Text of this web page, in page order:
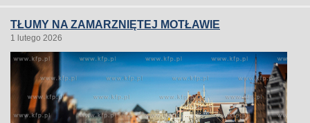
TŁUMY NA ZAMARZNIĘTEJ MOTŁAWIE
1 lutego 2026